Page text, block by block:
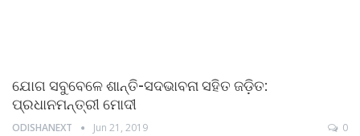
ଯୋଗ ସବୁବେଳେ ଶାନ୍ତି-ସଦଭାବନା ସହିତ ଜଡ଼ିତ:
ପ୍ରଧାନମନ୍ତ୍ରୀ ମୋଦୀ
ODISHANEXT Jun 21, 2019 0